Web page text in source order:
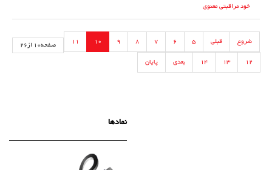
خود مراقبتی معنوی
صفحه10 از26 شروع قبلی 5
6
7
8
9
10
11
12
13
14 بعدی پایان
نمادها